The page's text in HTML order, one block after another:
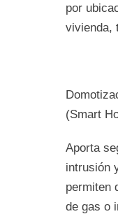
por
vivienda,
(Smart
Aporta
intrusión
permiten
de gas o